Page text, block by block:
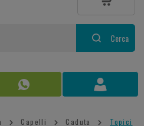
Cerca
Capelli Caduta Topici